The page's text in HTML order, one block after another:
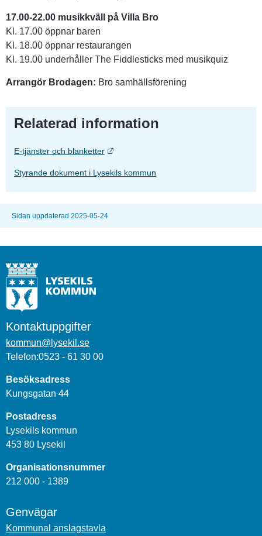
17.00-22.00 musikkväll på Villa Bro
Kl. 17.00 öppnar baren
Kl. 18.00 öppnar restaurangen
Kl. 19.00 underhåller The Fiddlesticks med musikquiz
Arrangör Brodagen: Bro samhällsförening
Relaterad information
E-tjänster och blanketter Länk till annan webbplats.
Styrande dokument i Lysekils kommun
Sidan uppdaterad 2025-05-24
Kontaktuppgifter
kommun@lysekil.se
Telefon:0523 - 61 30 00
Besöksadress
Kungsgatan 44
Postadress
Lysekils kommun
453 80 Lysekil
Organisationsnummer
212 000 - 1389
Genvägar
Kommunal anslagstavla